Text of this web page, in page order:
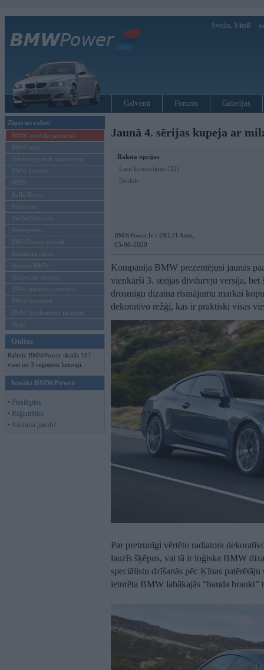
Sveiks, Viesi!
Galvenā Forums Galerijas
Ziņas un raksti
BMW modeļu jaunumi
BMW testi
Tehnoloģijas & sasniegumi
BMW Latvijā
MINI
Rolls-Royce
Pasākumi
Vadāmības tests
Autosports
BMWPower aktuāli
Reklāmas raksti
Mēneša BMW
Sērijveida tūnings
BMW pasaules jaunumi
BMW koncepti
BMW konkurentu jaunumi
Moto
Online
Pašreiz BMWPower skatās 187
viesi un 3 reģistrēti lietotāji.
Ienākt BMWPower
• Pieslēgties
• Reģistrēties
• Aizmirsi paroli?
Jaunā 4. sērijas kupeja ar
Raksta opcijas
Lasīt komentārus (32)
Drukāt
BMWPower.lv / DELFI Auto,
03-06-2020
Kompānija BMW prezentējusi jaunās
vienkārši 3. sērijas divdurvju versija,
drosmīgu dizaina risinājumu markai
dekoratīvo režģi, kas ir praktiski visas
Par pretrunīgi vērtēto radiatora
lauzīs šķēpus, vai tā ir loģiska BMW
speciālistu dzīšanās pēc Ķīnas
ieturēta BMW labākajās “bauda braukt”